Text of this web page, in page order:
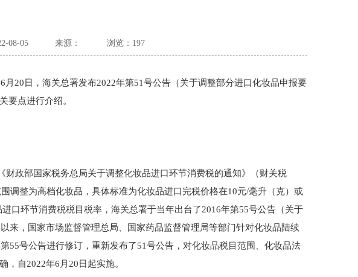
08-05 来源： 浏览：197
20日，海关总署发布2022年第51号公告（关于调整部分进口化妆品申报要
要点进行介绍。
财政部国家税务总局关于调整化妆品进口环节消费税的通知》（财关税
调整为高档化妆品，具体标准为化妆品进口完税价格在10元/毫升（克）或
口环节消费税税目税率，海关总署于当年出台了2016年第55号公告（关于
来，国家市场监督管理总局、国家药品监督管理局等部门针对化妆品陆续
55号公告进行修订，重新发布了51号公告，对化妆品税目范围、化妆品法
，自2022年6月20日起实施。